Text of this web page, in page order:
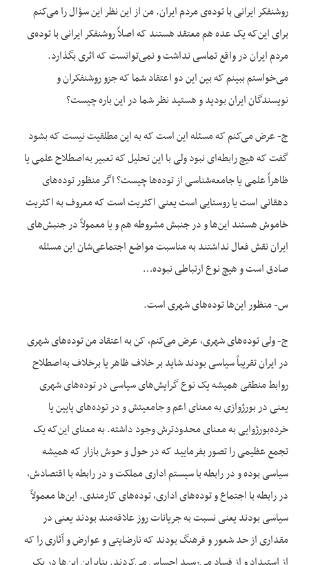
روشنفکر ایرانی با توده‌ی مردم ایران. من از این نظر این سؤال را می‌کنم
برای این‌که یک عده هم معتقد هستند که اصلاً روشنفکر ایرانی با توده‌ی
مردم ایران در واقع تماسی نداشت و نمی‌توانست که اثری بگذارد.
می‌خواستم ببینم که بین این دو اعتقاد شما که جزو روشنفکران و
نویسندگان ایران بودید و هستید نظر شما در این باره چیست؟
ج- عرض می‌کنم که مسئله این است که به این مطلقیت نیست که بشود
گفت که هیچ رابطه‌ای نبود ولی با این تحلیل که تعبیر به‌اصطلاح علمی یا
ظاهراً علمی یا جامعه‌شناسی از توده‌ها چیست؟ اگر منظور توده‌های
دهقانی است یا روستایی است یعنی اکثریت است که معروف به اکثریت
خاموش هستند این‌ها و در جنبش مشروطه هم و یا معمولاً در جنبش‌های
ایران نقش فعال نداشتند به مناسبت مواضع اجتماعی‌شان این مسئله
صادق است و هیچ نوع ارتباطی نبوده…
س- منظور این‌ها توده‌های شهری است.
ج- ولی توده‌های شهری، عرض می‌کنم، کن به اعتقاد من توده‌های شهری
در ایران تقریباً سیاسی بودند شاید بر خلاف ظاهر یا برخلاف به‌اصطلاح
روابط منطقی همیشه یک نوع گرایش‌های سیاسی در توده‌های شهری
یعنی در بورژوازی به معنای اعم و جامعیتش و در توده‌های پایین یا
خرده‌بورژوایی به معنای محدودترش وجود داشته. به معنای این‌که یک
تجمع عظیمی را تصور بفرمایید که در حول و حوش بازار که همیشه
سیاسی بوده و در رابطه با سیستم اداری مملکت و در رابطه با اقتصادش،
در رابطه با اجتماع و توده‌های اداری، توده‌های کارمندی. این‌ها معمولاً
سیاسی بودند یعنی نسبت به جریانات روز علاقه‌مند بودند یعنی در
مقداری از حد شعور و فرهنگ بودند که نارضایتی و عوارض و آثاری را که